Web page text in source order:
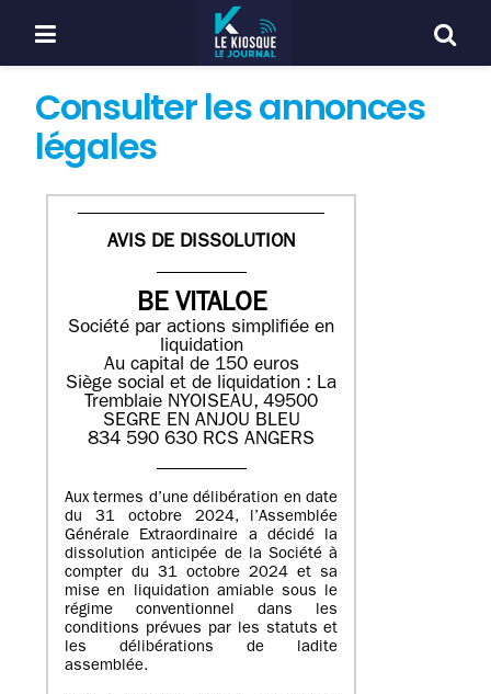
Consulter les annonces
légales
AVIS DE DISSOLUTION
BE VITALOE
Société par actions simplifiée en
liquidation
Au capital de 150 euros
Siège social et de liquidation : La
Tremblaie NYOISEAU, 49500
SEGRE EN ANJOU BLEU
834 590 630 RCS ANGERS
Aux termes d’une délibération en date
du 31 octobre 2024, l’Assemblée
Générale Extraordinaire a décidé la
dissolution anticipée de la Société à
compter du 31 octobre 2024 et sa
mise en liquidation amiable sous le
régime conventionnel dans les
conditions prévues par les statuts et
les délibérations de ladite
assemblée.